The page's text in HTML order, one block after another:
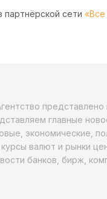
партнёрской сети
главные
экономические,
валют и рынки
банков, бирж,